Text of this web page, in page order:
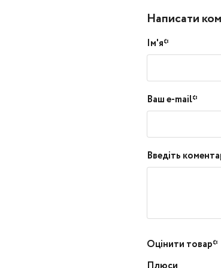
Написати
Ім'я*
Ваш e-mail*
Введіть
Оцінити товар*